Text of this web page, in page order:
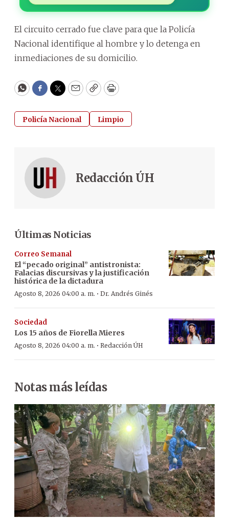
El circuito cerrado fue clave para que la Policía
Nacional identifique al hombre y lo detenga en
inmediaciones de su domicilio.
WhatsApp
Facebook
Twitter
EmailCopyPrint
Policía Nacional Limpio
Redacción ÚH
Últimas Noticias
Correo Semanal
El “pecado original” antistronista:
Falacias discursivas y la justificación
histórica de la dictadura
Agosto 8, 2026 04:00 a. m. · Dr. Andrés Ginés
Sociedad
Los 15 años de Fiorella Mieres
Agosto 8, 2026 04:00 a. m. · Redacción ÚH
Notas más leídas